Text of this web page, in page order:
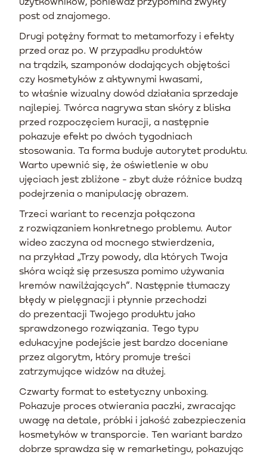
post od znajomego.
Drugi potężny format to metamorfozy i efekty
przed oraz po. W przypadku produktów
na trądzik, szamponów dodających objętości
czy kosmetyków z aktywnymi kwasami,
to właśnie wizualny dowód działania sprzedaje
najlepiej. Twórca nagrywa stan skóry z bliska
przed rozpoczęciem kuracji, a następnie
pokazuje efekt po dwóch tygodniach
stosowania. Ta forma buduje autorytet produktu.
Warto upewnić się, że oświetlenie w obu
ujęciach jest zbliżone - zbyt duże różnice budzą
podejrzenia o manipulację obrazem.
Trzeci wariant to recenzja połączona
z rozwiązaniem konkretnego problemu. Autor
wideo zaczyna od mocnego stwierdzenia,
na przykład „Trzy powody, dla których Twoja
skóra wciąż się przesusza pomimo używania
kremów nawilżających”. Następnie tłumaczy
błędy w pielęgnacji i płynnie przechodzi
do prezentacji Twojego produktu jako
sprawdzonego rozwiązania. Tego typu
edukacyjne podejście jest bardzo doceniane
przez algorytm, który promuje treści
zatrzymujące widzów na dłużej.
Czwarty format to estetyczny unboxing.
Pokazuje proces otwierania paczki, zwracając
uwagę na detale, próbki i jakość zabezpieczenia
kosmetyków w transporcie. Ten wariant bardzo
dobrze sprawdza się w remarketingu, pokazując